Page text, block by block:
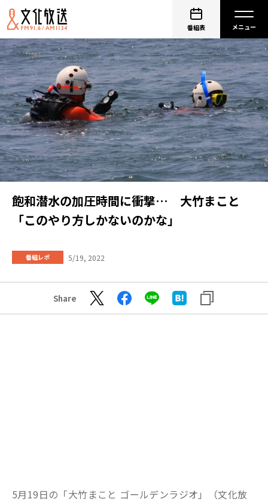
番組表
飽和潜水の加圧時間に衝撃… 大竹まこと
「このやり方しかないのかな」
番組レポ 5/19, 2022
Share
5月19日の「大竹まこと ゴールデンラジオ」（文化放